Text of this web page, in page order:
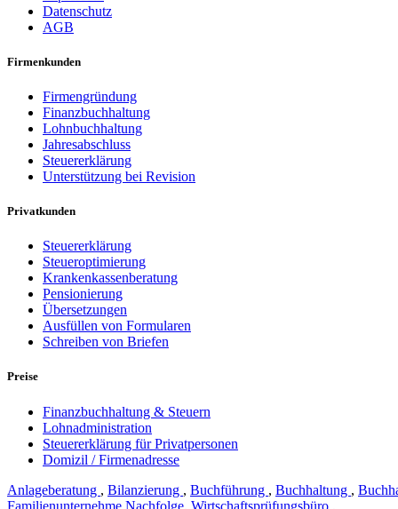
Datenschutz
AGB
Firmenkunden
Firmengründung
Finanzbuchhaltung
Lohnbuchhaltung
Jahresabschluss
Steuererklärung
Unterstützung bei Revision
Privatkunden
Steuererklärung
Steueroptimierung
Krankenkassenberatung
Pensionierung
Übersetzungen
Ausfüllen von Formularen
Schreiben von Briefen
Preise
Finanzbuchhaltung & Steuern
Lohnadministration
Steuererklärung für Privatpersonen
Domizil / Firmenadresse
Anlageberatung , Bilanzierung , Buchführung , Buchhaltung ,
Familienunternehme Nachfolge, Wirtschaftsprüfungsbüro ,